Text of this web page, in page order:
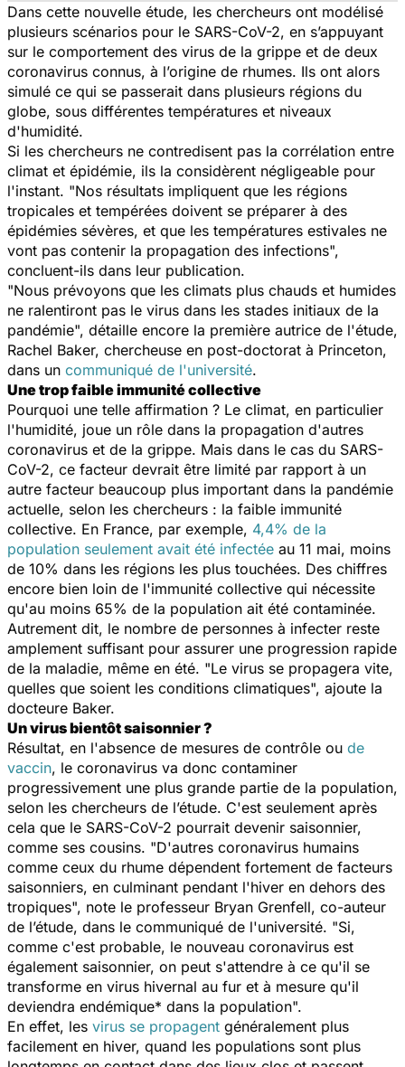
Dans cette nouvelle étude, les chercheurs ont modélisé
plusieurs scénarios pour le SARS-CoV-2, en s’appuyant
sur le comportement des virus de la grippe et de deux
coronavirus connus, à l’origine de rhumes. Ils ont alors
simulé ce qui se passerait dans plusieurs régions du
globe, sous différentes températures et niveaux
d'humidité.
Si les chercheurs ne contredisent pas la corrélation entre
climat et épidémie, ils la considèrent négligeable pour
l'instant. "Nos résultats impliquent que les régions
tropicales et tempérées doivent se préparer à des
épidémies sévères, et que les températures estivales ne
vont pas contenir la propagation des infections",
concluent-ils dans leur publication.
"Nous prévoyons que les climats plus chauds et humides
ne ralentiront pas le virus dans les stades initiaux de la
pandémie", détaille encore la première autrice de l'étude,
Rachel Baker, chercheuse en post-doctorat à Princeton,
dans un communiqué de l'université.
Une trop faible immunité collective
Pourquoi une telle affirmation ? Le climat, en particulier
l'humidité, joue un rôle dans la propagation d'autres
coronavirus et de la grippe. Mais dans le cas du SARS-
CoV-2, ce facteur devrait être limité par rapport à un
autre facteur beaucoup plus important dans la pandémie
actuelle, selon les chercheurs : la faible immunité
collective. En France, par exemple, 4,4% de la
population seulement avait été infectée au 11 mai, moins
de 10% dans les régions les plus touchées. Des chiffres
encore bien loin de l'immunité collective qui nécessite
qu'au moins 65% de la population ait été contaminée.
Autrement dit, le nombre de personnes à infecter reste
amplement suffisant pour assurer une progression rapide
de la maladie, même en été. "Le virus se propagera vite,
quelles que soient les conditions climatiques", ajoute la
docteure Baker.
Un virus bientôt saisonnier ?
Résultat, en l'absence de mesures de contrôle ou de
vaccin, le coronavirus va donc contaminer
progressivement une plus grande partie de la population,
selon les chercheurs de l’étude. C'est seulement après
cela que le SARS-CoV-2 pourrait devenir saisonnier,
comme ses cousins. "D'autres coronavirus humains
comme ceux du rhume dépendent fortement de facteurs
saisonniers, en culminant pendant l'hiver en dehors des
tropiques", note le professeur Bryan Grenfell, co-auteur
de l’étude, dans le communiqué de l'université. "Si,
comme c'est probable, le nouveau coronavirus est
également saisonnier, on peut s'attendre à ce qu'il se
transforme en virus hivernal au fur et à mesure qu'il
deviendra endémique* dans la population".
En effet, les virus se propagent généralement plus
facilement en hiver, quand les populations sont plus